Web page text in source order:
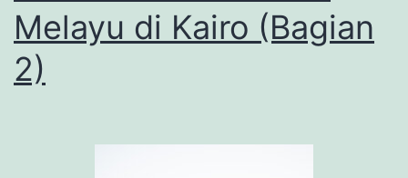
Melayu di Kairo (Bagian
2)